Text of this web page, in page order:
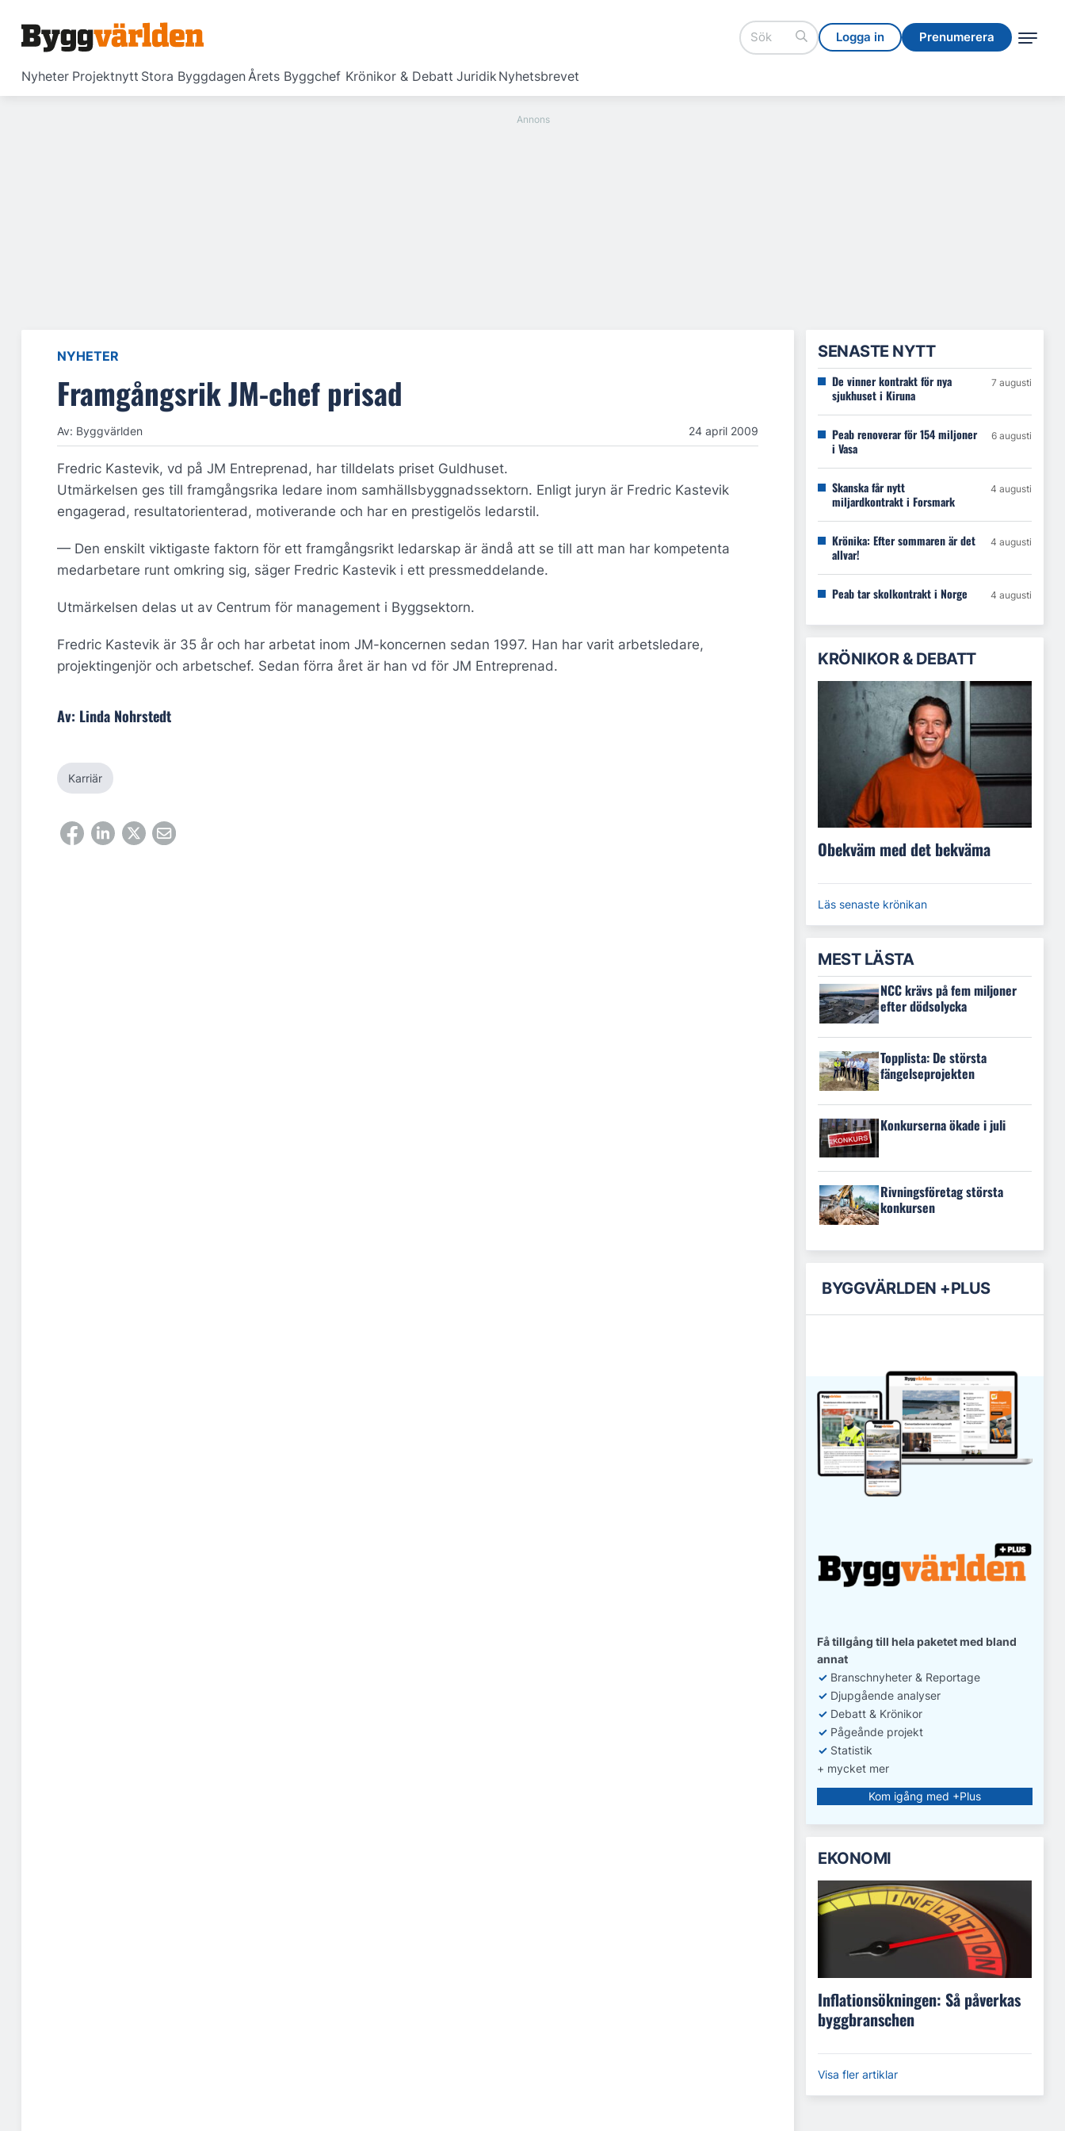
Logga in Prenumerera
Nyheter Projektnytt Stora ByggdagenÅrets Byggchef Krönikor & Debatt JuridikNyhetsbrevet
Logga in Prenumerera
NYHETER
Framgångsrik JM-chef prisad
Av: Byggvärlden 24 april 2009
Fredric Kastevik, vd på JM Entreprenad, har tilldelats priset Guldhuset.
Utmärkelsen ges till framgångsrika ledare inom samhällsbyggnadssektorn. Enligt juryn är Fredric Kastevik
engagerad, resultatorienterad, motiverande och har en prestigelös ledarstil.
— Den enskilt viktigaste faktorn för ett framgångsrikt ledarskap är ändå att se till att man har kompetenta
medarbetare runt omkring sig, säger Fredric Kastevik i ett pressmeddelande.
Utmärkelsen delas ut av Centrum för management i Byggsektorn.
Fredric Kastevik är 35 år och har arbetat inom JM-koncernen sedan 1997. Han har varit arbetsledare,
projektingenjör och arbetschef. Sedan förra året är han vd för JM Entreprenad.
Av: Linda Nohrstedt
Karriär
SENASTE NYTT
De vinner kontrakt för nya
sjukhuset i Kiruna
7 augusti
Peab renoverar för 154 miljoner
i Vasa
6 augusti
Skanska får nytt
miljardkontrakt i Forsmark
4 augusti
Krönika: Efter sommaren är det
allvar!
4 augusti
Peab tar skolkontrakt i Norge 4 augusti
KRÖNIKOR & DEBATT
Obekväm med det bekväma
Läs senaste krönikan
MEST LÄSTA
NCC krävs på fem miljoner
efter dödsolycka
Topplista: De största
fängelseprojekten
Konkurserna ökade i juli
Rivningsföretag största
konkursen
BYGGVÄRLDEN +PLUS
Få tillgång till hela paketet med bland
annat
✓ Branschnyheter & Reportage
✓ Djupgående analyser
✓ Debatt & Krönikor
✓ Pågeånde projekt
✓ Statistik
+ mycket mer
Kom igång med +Plus
EKONOMI
Inflationsökningen: Så påverkas
byggbranschen
Visa fler artiklar